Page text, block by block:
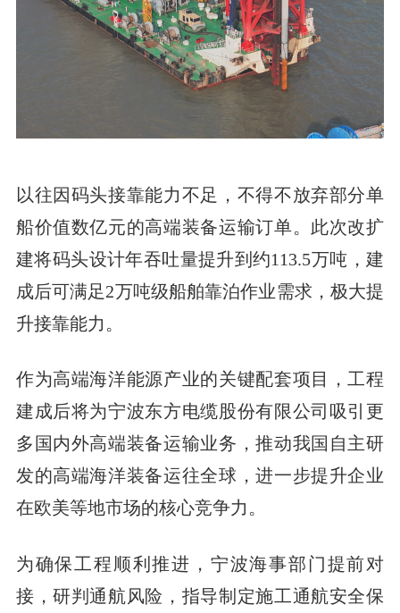
以往因码头接靠能力不足，不得不放弃部分单
船价值数亿元的高端装备运输订单。此次改扩
建将码头设计年吞吐量提升到约113.5万吨，建
成后可满足2万吨级船舶靠泊作业需求，极大提
升接靠能力。
作为高端海洋能源产业的关键配套项目，工程
建成后将为宁波东方电缆股份有限公司吸引更
多国内外高端装备运输业务，推动我国自主研
发的高端海洋装备运往全球，进一步提升企业
在欧美等地市场的核心竞争力。
为确保工程顺利推进，宁波海事部门提前对
接，研判通航风险，指导制定施工通航安全保